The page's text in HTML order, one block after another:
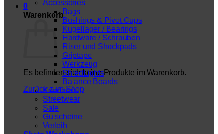
0
Warenkorb
Es befinden sich keine Produkte im Warenkorb.
Zurück zum Shop
Accessories
Bags
Bushings & Pivot Cups
Kugellager / Bearings
Hardware / Schrauben
Riser und Shockpads
Griptape
Werkzeug
ShredLights
Balance Boards
Kendama
Streetwear
Sale
Gutscheine
Verleih